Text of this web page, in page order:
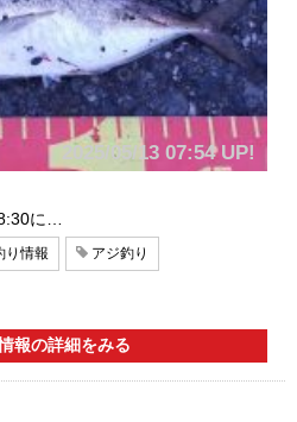
2025/05/13 07:54 UP!
に…
り情報 アジ釣り
報の詳細をみる